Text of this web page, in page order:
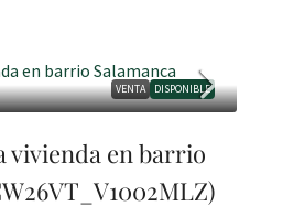
VENTA DISPONIBLE
vivienda en barrio